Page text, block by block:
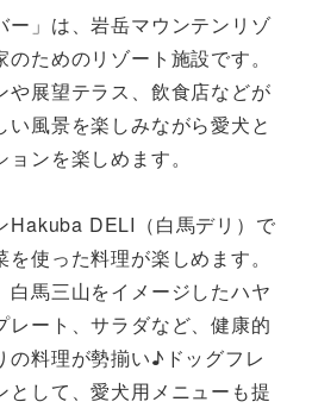
ー」は、岩岳マウンテンリゾ
ためのリゾート施設です。
や展望テラス、飲食店などが
い風景を楽しみながら愛犬と
ンを楽しめます。
Hakuba DELI（⽩⾺デリ）で
使った料理が楽しめます。
白馬三山をイメージしたハヤ
レート、サラダなど、健康的
の料理が勢揃い♪ドッグフレ
として、愛犬用メニューも提